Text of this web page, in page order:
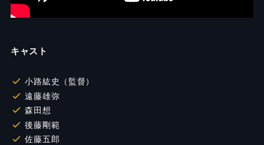
キャスト
小路紘史（監督）
遠藤雄弥
森田想
後藤剛範
佐藤五郎